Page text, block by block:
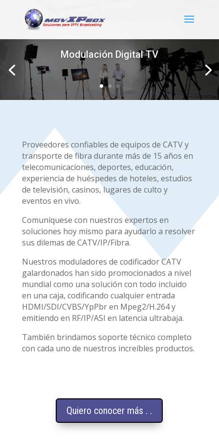
Modulación Digital TV
Proveedores confiables de equipos de CATV y
transporte de fibra durante más de 15 años en
telecomunicaciones, deportes, educación,
experiencia de huéspedes de hoteles, estudios
de televisión, casinos, lugares de culto y
eventos en vivo.
Comuníquese con nuestros expertos en
soluciones hoy mismo para ayudarlo a resolver
sus dilemas de CATV/IP/Fibra.
Nuestros moduladores de codificador CATV
galardonados han sido promocionados a nivel
mundial como una solución con todo incluido
en una caja, codificando cualquier entrada
HDMI/SDI/CVBS/YpPbr en Mpeg2/H.264 y
emitiendo en RF/IP/ASI en latencia ultrabaja.
También brindamos soporte técnico completo
con cada uno de nuestros increíbles productos.
Quiero conocer más . .